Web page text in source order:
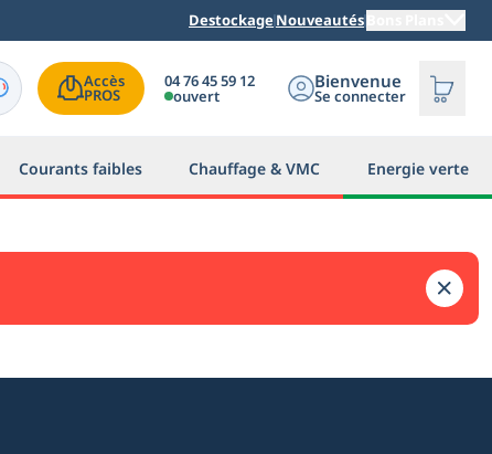
DestockageNouveautés
Accès
PROS
04 76 45 59 12
ouvert
Bienvenue
Se connecter
Courants faibles Chauffage & VMC Energie verte